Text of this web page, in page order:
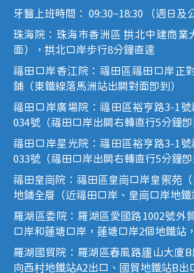
牙醫上班時間： 09:30~18:30 （週日及
珠海院：珠海市香洲區 拱北中建商業
面），拱北口岸步行8分鐘直達
福田口岸香江院：福田區福田口岸正
鋪（東鐵線落馬洲站出關對面即到）
福田口岸廣場院：福田區裕亨路3-1
034號（福田口岸出關右轉直行5分鐘即
福田口岸星光院：福田區裕亨路3-1
033號（福田口岸出關右轉直行5分鐘即
福田皇崗院：福田區皇崗口岸皇禦苑
地鋪全層（近福田口岸、皇崗口岸地鐵
羅湖區委院：羅湖區愛國路1002號外
口岸和蓮塘口岸，蓮塘口岸2個地鐵站
羅湖國貿院：羅湖區春風路廬山大廈B
向西村地鐵站A2出口、國貿地鐵站B出